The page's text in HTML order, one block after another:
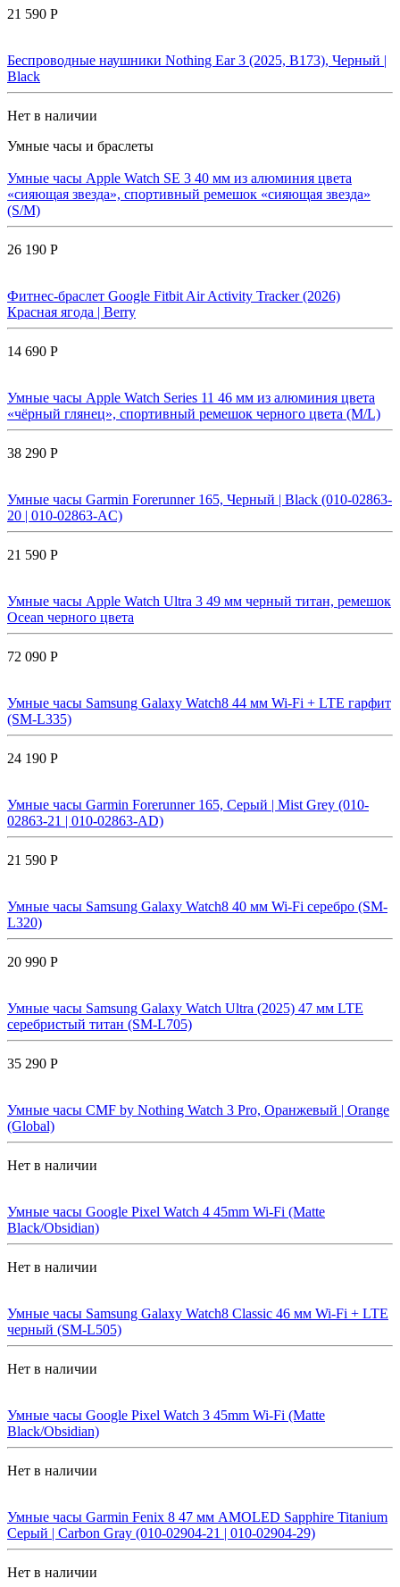
21 590 Р
Беспроводные наушники Nothing Ear 3 (2025, B173), Черный |
Black
Нет в наличии
Умные часы и браслеты
Умные часы Apple Watch SE 3 40 мм из алюминия цвета
«сияющая звезда», спортивный ремешок «сияющая звезда»
(S/M)
26 190 Р
Фитнес-браслет Google Fitbit Air Activity Tracker (2026)
Красная ягода | Berry
14 690 Р
Умные часы Apple Watch Series 11 46 мм из алюминия цвета
«чёрный глянец», спортивный ремешок черного цвета (M/L)
38 290 Р
Умные часы Garmin Forerunner 165, Черный | Black (010-02863-
20 | 010-02863-AC)
21 590 Р
Умные часы Apple Watch Ultra 3 49 мм черный титан, ремешок
Ocean черного цвета
72 090 Р
Умные часы Samsung Galaxy Watch8 44 мм Wi-Fi + LTE гарфит
(SM-L335)
24 190 Р
Умные часы Garmin Forerunner 165, Серый | Mist Grey (010-
02863-21 | 010-02863-AD)
21 590 Р
Умные часы Samsung Galaxy Watch8 40 мм Wi-Fi серебро (SM-
L320)
20 990 Р
Умные часы Samsung Galaxy Watch Ultra (2025) 47 мм LTE
серебристый титан (SM-L705)
35 290 Р
Умные часы CMF by Nothing Watch 3 Pro, Оранжевый | Orange
(Global)
Нет в наличии
Умные часы Google Pixel Watch 4 45mm Wi-Fi (Matte
Black/Obsidian)
Нет в наличии
Умные часы Samsung Galaxy Watch8 Classic 46 мм Wi-Fi + LTE
черный (SM-L505)
Нет в наличии
Умные часы Google Pixel Watch 3 45mm Wi-Fi (Matte
Black/Obsidian)
Нет в наличии
Умные часы Garmin Fenix 8 47 мм AMOLED Sapphire Titanium
Серый | Carbon Gray (010-02904-21 | 010-02904-29)
Нет в наличии